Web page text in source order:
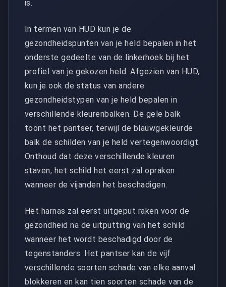
is.
In termen van HUD kun je de
gezondheidspunten van je held bepalen in het
onderste gedeelte van de linkerhoek bij het
profiel van je gekozen held. Afgezien van HUD,
kun je ook de status van andere
gezondheidstypen van je held bepalen in
verschillende kleurenbalken. De gele balk
toont het pantser, terwijl de blauwgekleurde
balk de schilden van je held vertegenwoordigt.
Onthoud dat deze verschillende kleuren
staven, het schild het eerst zal opraken
wanneer de vijanden het beschadigen.
Het harnas zal eerst uitgeput raken voor de
gezondheid na de uitputting van het schild
wanneer het wordt beschadigd door de
tegenstanders. Het pantser kan de vijf
verschillende soorten schade van elke aanval
blokkeren en kan tien soorten schade van de